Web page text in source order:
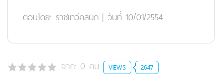
ตอบโดย: ราชเทวีคลินิก | วันที่ 10/01/2554
จาก: 0 คน VIEWS 2647